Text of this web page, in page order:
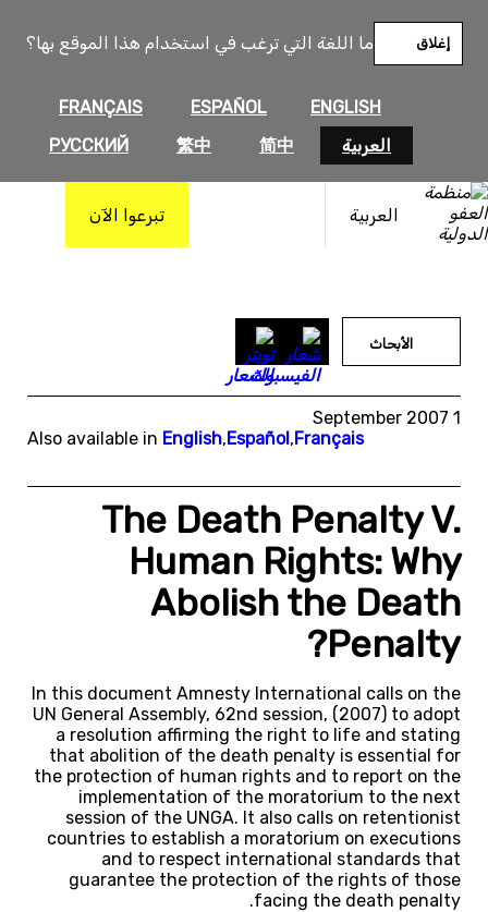
ما اللغة التي ترغب في استخدام هذا الموقع بها؟
ENGLISH
ESPAÑOL
FRANÇAIS
العربية
简中
繁中
РУССКИЙ
إغلاق
العربية تبرعوا الآن
المحتوى
الأبحاث
1 September 2007
Also available in English,Español,Français
The Death Penalty V.
Human Rights: Why
Abolish the Death
Penalty?
In this document Amnesty International calls on the
UN General Assembly, 62nd session, (2007) to adopt
a resolution affirming the right to life and stating
that abolition of the death penalty is essential for
the protection of human rights and to report on the
implementation of the moratorium to the next
session of the UNGA. It also calls on retentionist
countries to establish a moratorium on executions
and to respect international standards that
guarantee the protection of the rights of those
facing the death penalty.